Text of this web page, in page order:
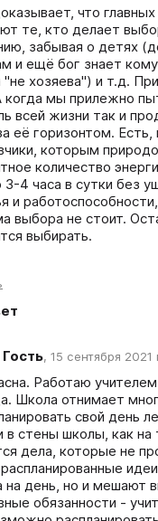
что
те, кто делает
забывая о детях
и ещё бог знает
"не хозяева") и т.д.
когда мы прилежно
всей жизни так и
её горизонтом. Есть,
которым
количество
3-4 часа в сутки без
и
выбора не стоит.
выбирать.
Гость, 15 сентября 2021
Работаю
Школа отнимает
свой день
в стены школы, как на
дела, которые не
на день, но и мешают
обязанности -